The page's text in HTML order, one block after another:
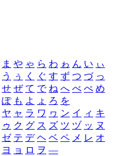
ま や ゃ ら わ ゎ ん い ぃ
う ぅ く ぐ す ず つ づ っ
せ ぜ て で ね へ べ ぺ め
ぽ も よ ょ ろ を
ヤ ャ ラ ワ ヮ ン イ ィ キ
ゥ ク グ ス ズ ツ ヅ ッ ヌ
ゼ テ デ ヘ ベ ペ メ レ オ
ヨ ョ ロ ヲ ―